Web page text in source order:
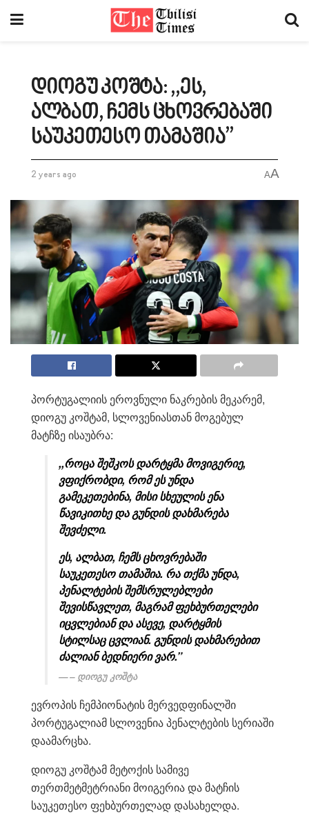
დიოგუ კოშტა: ,,ეს,
ალბათ, ჩემს ცხოვრებაში
საუკეთესო თამაშია”
2 years ago AA
პორტუგალიის ეროვნული ნაკრების მეკარემ,
დიოგუ კოშტამ, სლოვენიასთან მოგებულ
მატჩზე ისაუბრა:
,,როცა შეშკოს დარტყმა მოვიგერიე,
ვფიქრობდი, რომ ეს უნდა
გამეკეთებინა, მისი სხეულის ენა
წავიკითხე და გუნდის დახმარება
შევძელი.
ეს, ალბათ, ჩემს ცხოვრებაში
საუკეთესო თამაშია. რა თქმა უნდა,
პენალტების შემსრულებლები
შევისწავლეთ, მაგრამ ფეხბურთელები
იცვლებიან და ასევე, დარტყმის
სტილსაც ცვლიან. გუნდის დახმარებით
ძალიან ბედნიერი ვარ.”
– დიოგუ კოშტა
ევროპის ჩემპიონატის მერვედფინალში
პორტუგალიამ სლოვენია პენალტების სერიაში
დაამარცხა.
დიოგუ კოშტამ მეტოქის სამივე
თერთმეტმეტრიანი მოიგერია და მატჩის
საუკეთესო ფეხბურთელად დასახელდა.